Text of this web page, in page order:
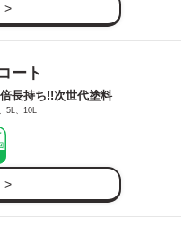
>
ート
長持ち!!次世代塗料
5L、10L
>